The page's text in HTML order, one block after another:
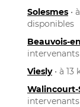
Solesmes •
disponibles
Beauvois-
Viesly• à 13
Walincourt-